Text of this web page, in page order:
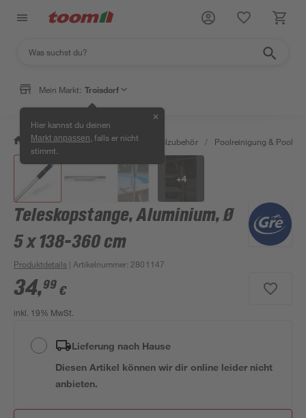
Mein Markt: Troisdorf
Hier kannst du deinen
Markt anpassen , falls er nicht
stimmt.
✕
/ Garten & Freizeit / Pools & Poolzubehör / Poolreinigung &
+4
Teleskopstange, Aluminium, Ø
5 x 138-360 cm
Produktdetails | Artikelnummer: 2801147
34,99 €
inkl. 19% MwSt.
Lieferung nach Hause
Diesen Artikel können wir dir online leider nicht
anbieten.